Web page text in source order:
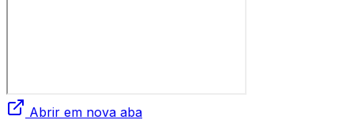
Abrir em nova aba